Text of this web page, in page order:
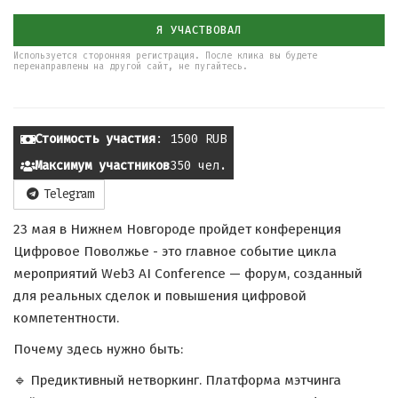
Я УЧАСТВОВАЛ
Используется сторонняя регистрация. После клика вы будете
перенаправлены на другой сайт, не пугайтесь.
Стоимость участия: 1500 RUB
Максимум участников350 чел.
Telegram
23 мая в Нижнем Новгороде пройдет конференция
Цифровое Поволжье - это главное событие цикла
мероприятий Web3 AI Conference — форум, созданный
для реальных сделок и повышения цифровой
компетентности.
Почему здесь нужно быть:
🔹 Предиктивный нетворкинг. Платформа мэтчинга